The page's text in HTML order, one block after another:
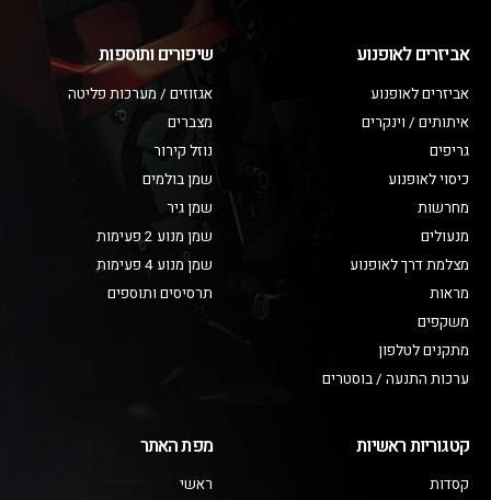
אביזרים לאופנוע
אביזרים לאופנוע
איתותים / וינקרים
גריפים
כיסוי לאופנוע
מחרשות
מנעולים
מצלמת דרך לאופנוע
מראות
משקפים
מתקנים לטלפון
ערכות התנעה / בוסטרים
שיפורים ותוספות
אגזוזים / מערכות פליטה
מצברים
נוזל קירור
שמן בולמים
שמן גיר
שמן מנוע 2 פעימות
שמן מנוע 4 פעימות
תרסיסים ותוספים
קטגוריות ראשיות
קסדות
מפת האתר
ראשי